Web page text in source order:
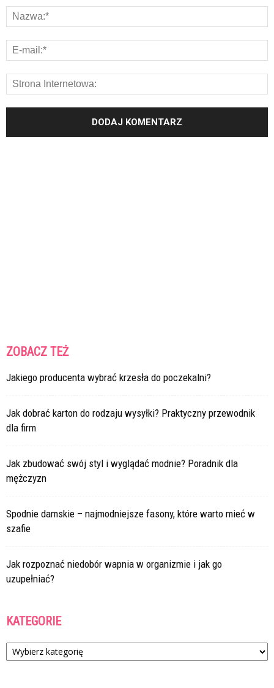
ZOBACZ TEŻ
Jakiego producenta wybrać krzesła do poczekalni?
Jak dobrać karton do rodzaju wysyłki? Praktyczny przewodnik
dla firm
Jak zbudować swój styl i wyglądać modnie? Poradnik dla
mężczyzn
Spodnie damskie – najmodniejsze fasony, które warto mieć w
szafie
Jak rozpoznać niedobór wapnia w organizmie i jak go
uzupełniać?
KATEGORIE
Kategorie